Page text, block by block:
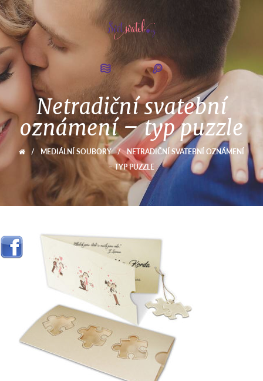
Netradiční svatební
oznámení – typ puzzle
/ MEDIÁLNÍ SOUBORY / NETRADIČNÍ SVATEBNÍ OZNÁMENÍ
– TYP PUZZLE